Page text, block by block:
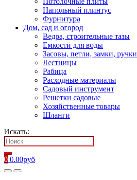
Напольный плинтус
Фурнитура
Дом, сад и огород
Ведра, строительные тазы
Емкости для воды
Засовы, петли, замки, ручки
Лестницы
Рабица
Расходные материалы
Садовый инструмент
Решетки садовые
Хозяйственные товары
Шланги
Искать:
0 0.00руб